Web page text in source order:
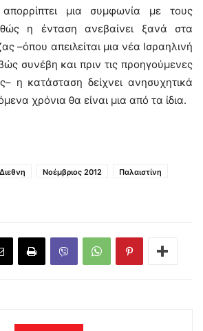
μια συμφωνία με τους
η ένταση ανεβαίνει ξανά στα
–όπου απειλείται μια νέα Ισραηλινή
συνέβη και πριν τις προηγούμενες
η κατάσταση δείχνει ανησυχητικά
χρόνια θα είναι μια από τα ίδια.
Διεθνη Νοέμβριος 2012
Παλαιστίνη